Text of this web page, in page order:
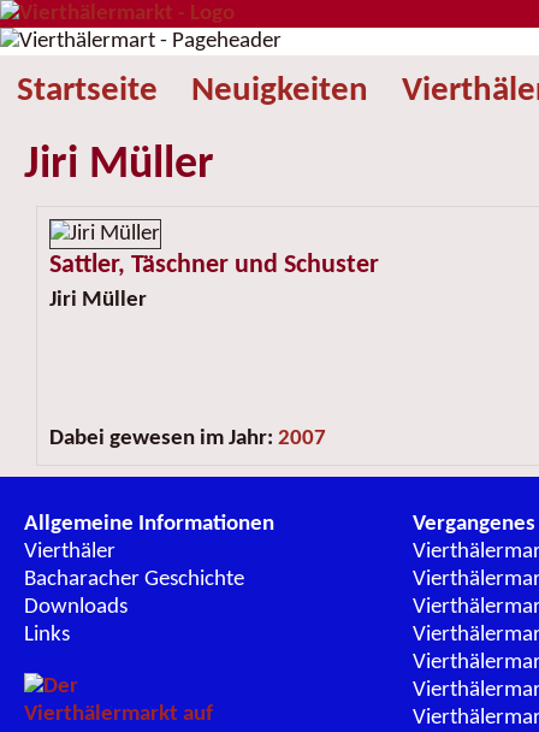
Startseite Neuigkeiten
Jiri Müller
Sattler, Täschner und Schuster
Jiri Müller
Dabei gewesen im Jahr: 2007
Allgemeine Informationen
Vierthäler
Bacharacher Geschichte
Downloads
Links
Vergangenes